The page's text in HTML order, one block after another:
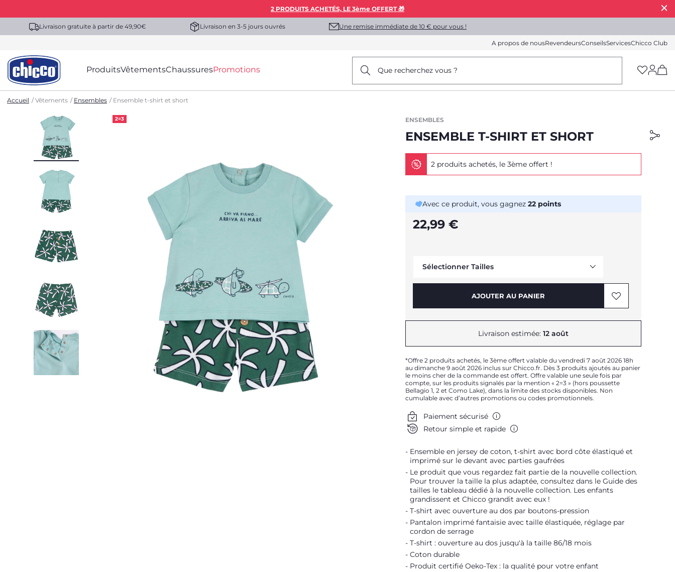
2 PRODUITS ACHETÉS, LE 3ème OFFERT 🎁
Livraison gratuite à partir de 49,90€ Livraison en 3-5 jours ouvrés Une remise immédiate de 10 € pour vous !
A propos de nousRevendeursConseilsServicesChicco Club
ProduitsVêtementsChaussuresPromotions Que recherchez vous ?
Accueil Vêtements Ensembles Ensemble t-shirt et short
2=3 ENSEMBLES
ENSEMBLE T-SHIRT ET SHORT
2 produits achetés, le 3ème offert !
Avec ce produit, vous gagnez 22 points
22,99 €
Sélectionner Tailles
Me prévenir
Me prévenir
Me prévenir
Me prévenir
AJOUTER AU PANIER
Livraison estimée: 12 août
*Offre 2 produits achetés, le 3ème offert valable du vendredi 7 août 2026 18h
au dimanche 9 août 2026 inclus sur Chicco.fr. Dès 3 produits ajoutés au panier
le moins cher de la commande est offert. Offre valable une seule fois par
compte, sur les produits signalés par la mention « 2=3 » (hors poussette
Bellagio 1, 2 et Como Lake), dans la limite des stocks disponibles. Non
cumulable avec d’autres promotions ou codes promotionnels.
Paiement sécurisé
Retour simple et rapide
Ensemble en jersey de coton, t-shirt avec bord côte élastiqué et
imprimé sur le devant avec parties gaufrées
Le produit que vous regardez fait partie de la nouvelle collection.
Pour trouver la taille la plus adaptée, consultez dans le Guide des
tailles le tableau dédié à la nouvelle collection. Les enfants
grandissent et Chicco grandit avec eux !
T-shirt avec ouverture au dos par boutons-pression
Pantalon imprimé fantaisie avec taille élastiquée, réglage par
cordon de serrage
T-shirt : ouverture au dos jusqu'à la taille 86/18 mois
Coton durable
Produit certifié Oeko-Tex : la qualité pour votre enfant